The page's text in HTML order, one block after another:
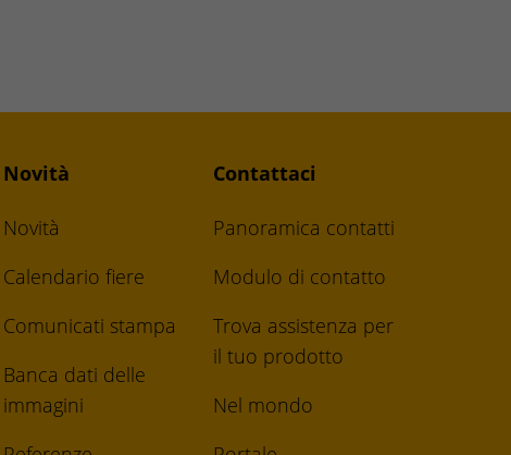
Novità
Novità
Calendario fiere
Comunicati stampa
Banca dati delle
immagini
Contattaci
Panoramica contatti
Modulo di contatto
Trova assistenza per
il tuo prodotto
Nel mondo